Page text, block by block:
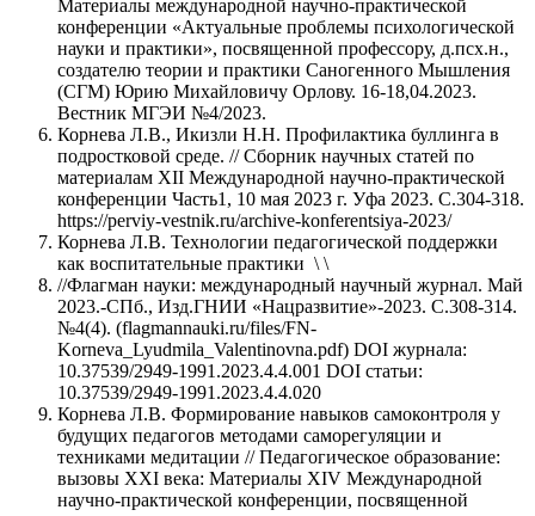
Материалы международной научно-практической
конференции «Актуальные проблемы психологической
науки и практики», посвященной профессору, д.псх.н.,
создателю теории и практики Саногенного Мышления
(СГМ) Юрию Михайловичу Орлову. 16-18,04.2023.
Вестник МГЭИ №4/2023.
Корнева Л.В., Икизли Н.Н. Профилактика буллинга в
подростковой среде. // Сборник научных статей по
материалам XII Международной научно-практической
конференции Часть1, 10 мая 2023 г. Уфа 2023. С.304-318.
https://perviy-vestnik.ru/archive-konferentsiya-2023/
Корнева Л.В. Технологии педагогической поддержки
как воспитательные практики \ \
//Флагман науки: международный научный журнал. Май
2023.-СПб., Изд.ГНИИ «Нацразвитие»-2023. С.308-314.
№4(4). (flagmannauki.ru/files/FN-
Korneva_Lyudmila_Valentinovna.pdf) DOI журнала:
10.37539/2949-1991.2023.4.4.001 DOI статьи:
10.37539/2949-1991.2023.4.4.020
Корнева Л.В. Формирование навыков самоконтроля у
будущих педагогов методами саморегуляции и
техниками медитации // Педагогическое образование:
вызовы XXI века: Материалы XIV Международной
научно-практической конференции, посвященной